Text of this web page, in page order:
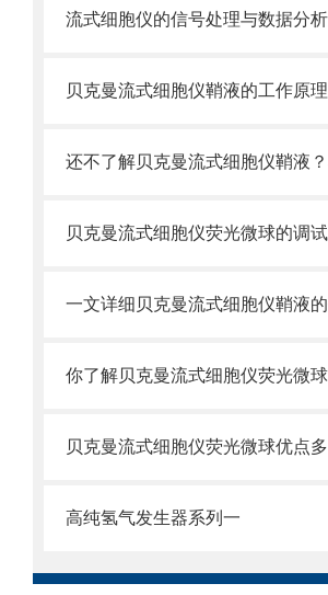
贝克曼流式细胞仪鞘液的工作原理
高纯氢气发生器系列一